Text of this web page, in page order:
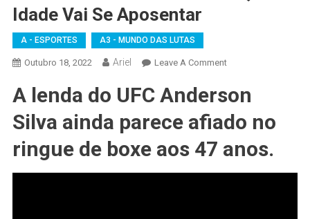
Idade Vai Se Aposentar
A - ESPORTES A3 - MUNDO DAS LUTAS
Outubro 18, 2022 Ariel Leave A CommentOn
DAS
–
Do
UFC
A lenda do UFC Anderson
Silva ainda parece afiado no
ringue de boxe aos 47 anos.